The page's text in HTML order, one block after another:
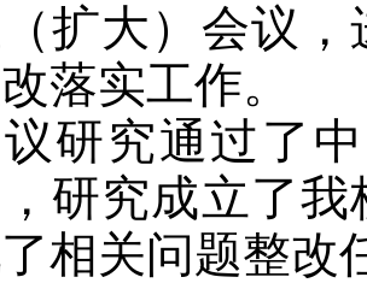
扩大）会议
落实工作。
研究通过了
研究成立了
相关问题整改